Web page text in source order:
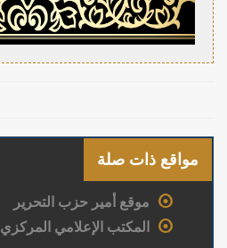
مواقع ذات صلة
موقع أمير حزب التحرير
المكتب الإعلامي المركزي